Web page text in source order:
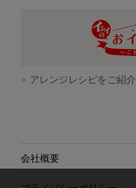
アレンジレシピをご紹介
会社概要